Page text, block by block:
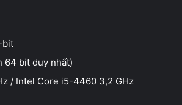
bit
64 bit duy nhất)
/ Intel Core i5-4460 3,2 GHz